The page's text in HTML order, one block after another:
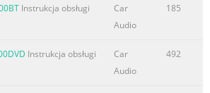
theignition
Instrukcja obsługi
Car
Audio
185
Instrukcja obsługi
Car
Audio
492